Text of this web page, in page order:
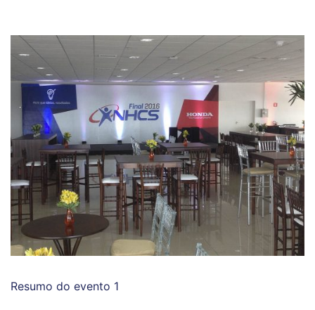
Resumo do evento 1